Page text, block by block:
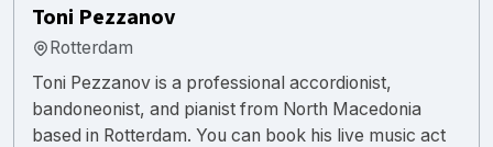
Toni Pezzanov
Rotterdam
Toni Pezzanov is a professional accordionist,
bandoneonist, and pianist from North Macedonia
based in Rotterdam. You can book his live music act